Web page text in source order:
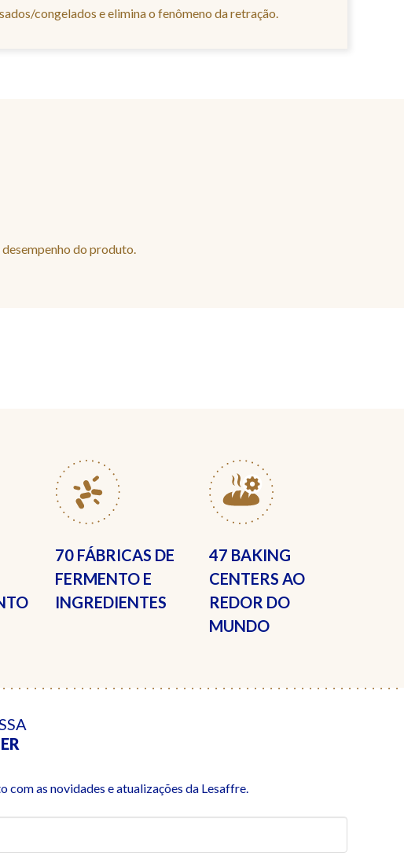
congelados e elimina o fenômeno da retração.
do produto.
70 FÁBRICAS DE
FERMENTO E
INGREDIENTES
47 BAKING
CENTERS AO
REDOR DO
MUNDO
com as novidades e atualizações da Lesaffre.